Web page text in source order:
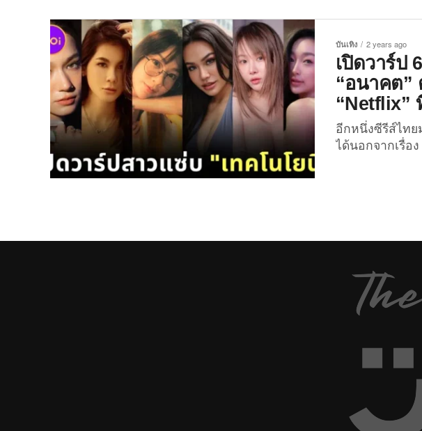
บันเทิง 2 years ago
เปิดวาร์ป
“อนาคต”
“Netflix”
อีกหนึ่งซีรีส์ไทย
ได้นอกจากเรื่อ